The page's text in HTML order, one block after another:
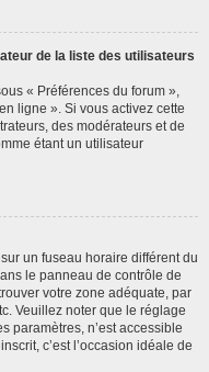
de la liste des utilisateurs
« Préférences du forum »,
ligne ». Si vous activez cette
des modérateurs et de
étant un utilisateur
un fuseau horaire différent du
le panneau de contrôle de
votre zone adéquate, par
Veuillez noter que le réglage
paramètres, n’est accessible
c’est l’occasion idéale de